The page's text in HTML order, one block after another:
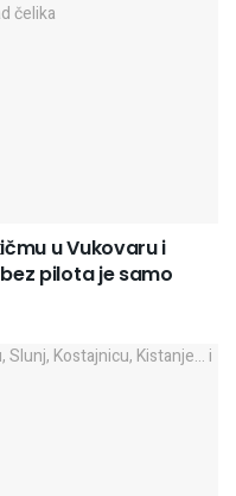
u Vukovaru i
pilota je samo